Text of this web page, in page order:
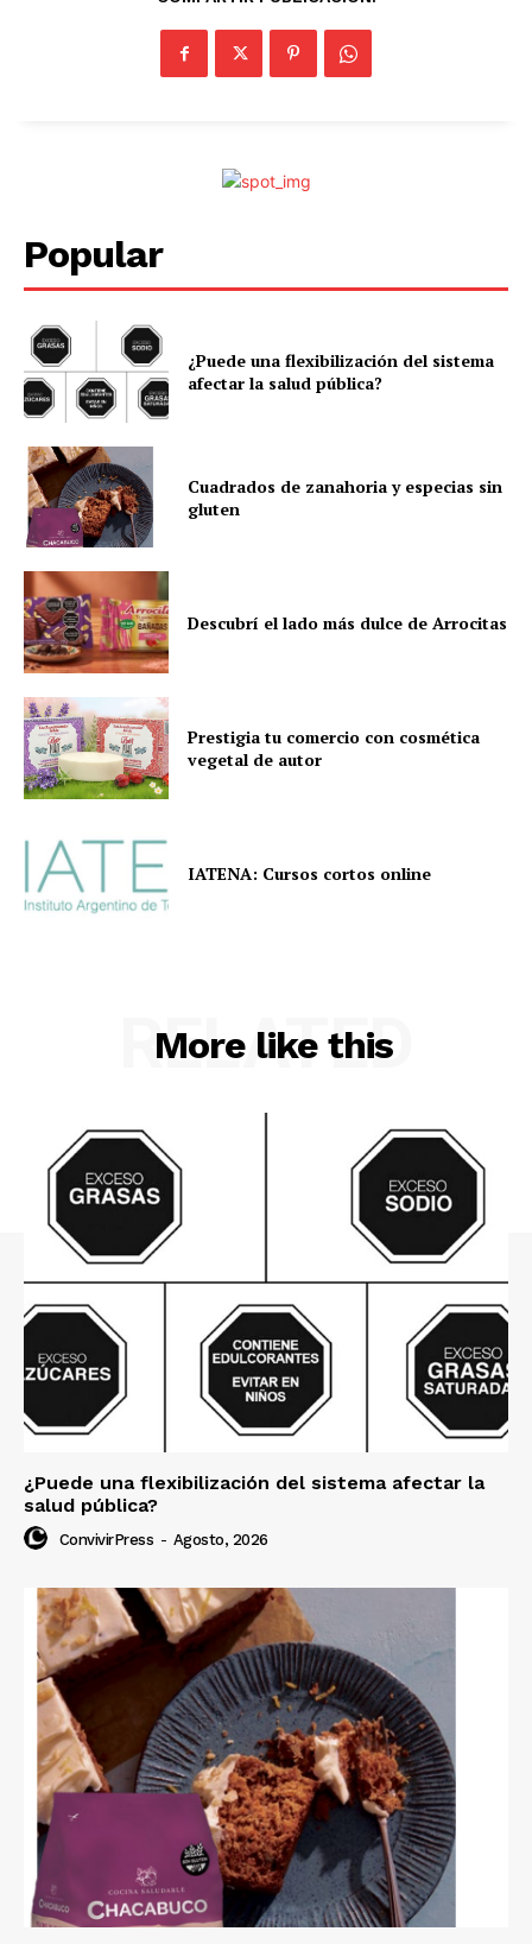
Popular
¿Puede una flexibilización del sistema
afectar la salud pública?
Cuadrados de zanahoria y especias sin
gluten
Descubrí el lado más dulce de Arrocitas
Prestigia tu comercio con cosmética
vegetal de autor
IATENA: Cursos cortos online
More like this
RELATED
¿Puede una flexibilización del sistema afectar la
salud pública?
ConvivirPress - Agosto, 2026